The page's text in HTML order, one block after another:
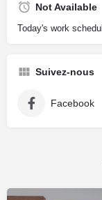
Not Available
Today's work
Suivez-nous
Facebook